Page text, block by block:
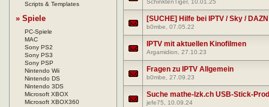
Scripts & Templates
» Spiele
PC-Spiele
MAC
Sony PS2
Sony PS3
Sony PSP
Nintendo Wii
Nintendo DS
Nintendo 3DS
Microsoft XBOX
Microsoft XBOX360
SchinktenTiger, 10.01.25
[SUCHE] Hilfe bei IPTV / Sky / DAZN
b0mbe, 07.05.22
IPTV mit aktuellen Kinofilmen
Argamidion, 27.10.23
Fragen zu IPTV Allgemein
b0mbe, 27.09.23
Suche mathe-lzk.ch USB-Stick-
jefe75, 10.09.24